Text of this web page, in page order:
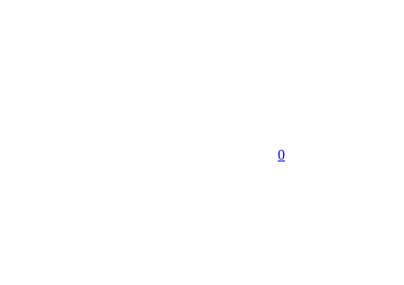
0